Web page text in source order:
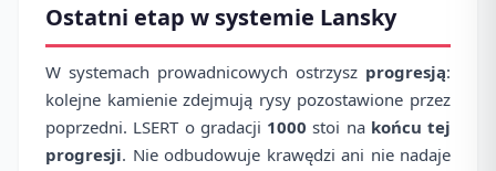
Ostatni etap w systemie Lansky
W systemach prowadnicowych ostrzysz progresją:
kolejne kamienie zdejmują rysy pozostawione przez
poprzedni. LSERT o gradacji 1000 stoi na końcu tej
progresji. Nie odbudowuje krawędzi ani nie nadaje